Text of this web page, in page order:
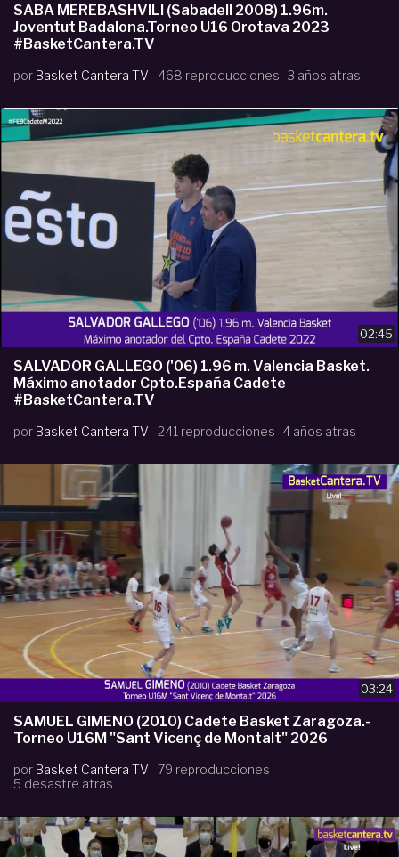
SABA MEREBASHVILI (Sabadell 2008) 1.96m.
Joventut Badalona.Torneo U16 Orotava 2023
#BasketCantera.TV
por Basket Cantera TV 468 reproducciones 3 años atras
02:45
SALVADOR GALLEGO ('06) 1.96 m. Valencia Basket.
Máximo anotador Cpto.España Cadete
#BasketCantera.TV
por Basket Cantera TV 241 reproducciones 4 años atras
03:24
SAMUEL GIMENO (2010) Cadete Basket Zaragoza.-
Torneo U16M "Sant Vicenç de Montalt" 2026
por Basket Cantera TV
79 reproducciones
5 desastre atras